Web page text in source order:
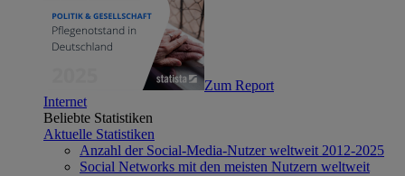
Zum Report
Internet
Beliebte Statistiken
Aktuelle Statistiken
Anzahl der Social-Media-Nutzer weltweit 2012-2025
Social Networks mit den meisten Nutzern weltweit